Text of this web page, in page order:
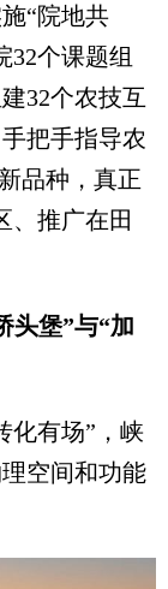
“院地共
32个课题组
32个农技互
把手指导农
品种，真正
、推广在田
头堡”与“加
有场”，峡
空间和功能